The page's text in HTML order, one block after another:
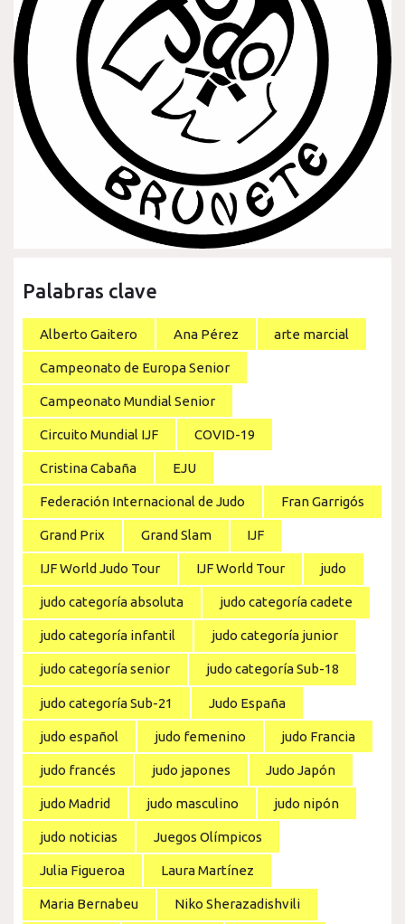
Palabras clave
Alberto Gaitero Ana Pérez arte marcial
Campeonato de Europa Senior
Campeonato Mundial Senior
Circuito Mundial IJF COVID-19
Cristina Cabaña EJU
Federación Internacional de Judo Fran Garrigós
Grand Prix Grand Slam IJF
IJF World Judo Tour IJF World Tour judo
judo categoría absoluta judo categoría cadete
judo categoría infantil judo categoría junior
judo categoría senior judo categoría Sub-18
judo categoría Sub-21 Judo España
judo español judo femenino judo Francia
judo francés judo japones Judo Japón
judo Madrid judo masculino judo nipón
judo noticias Juegos Olímpicos
Julia Figueroa Laura Martínez
Maria Bernabeu Niko Sherazadishvili